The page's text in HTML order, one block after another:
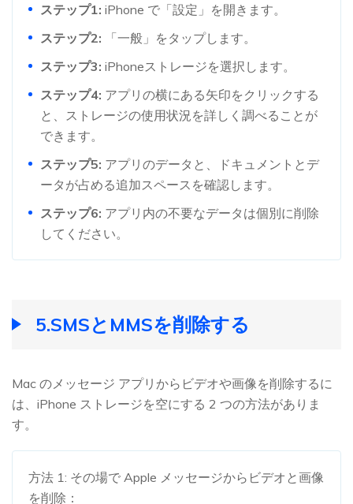
ステップ1: iPhone で「設定」を開きます。
ステップ2: 「一般」をタップします。
ステップ3: iPhoneストレージを選択します。
ステップ4: アプリの横にある矢印をクリックする
と、ストレージの使用状況を詳しく調べることが
できます。
ステップ5: アプリのデータと、ドキュメントとデ
ータが占める追加スペースを確認します。
ステップ6: アプリ内の不要なデータは個別に削除
してください。
5.SMSとMMSを削除する
Mac のメッセージ アプリからビデオや画像を削除するに
は、iPhone ストレージを空にする 2 つの方法がありま
す。
方法 1: その場で Apple メッセージからビデオと画像
を削除：